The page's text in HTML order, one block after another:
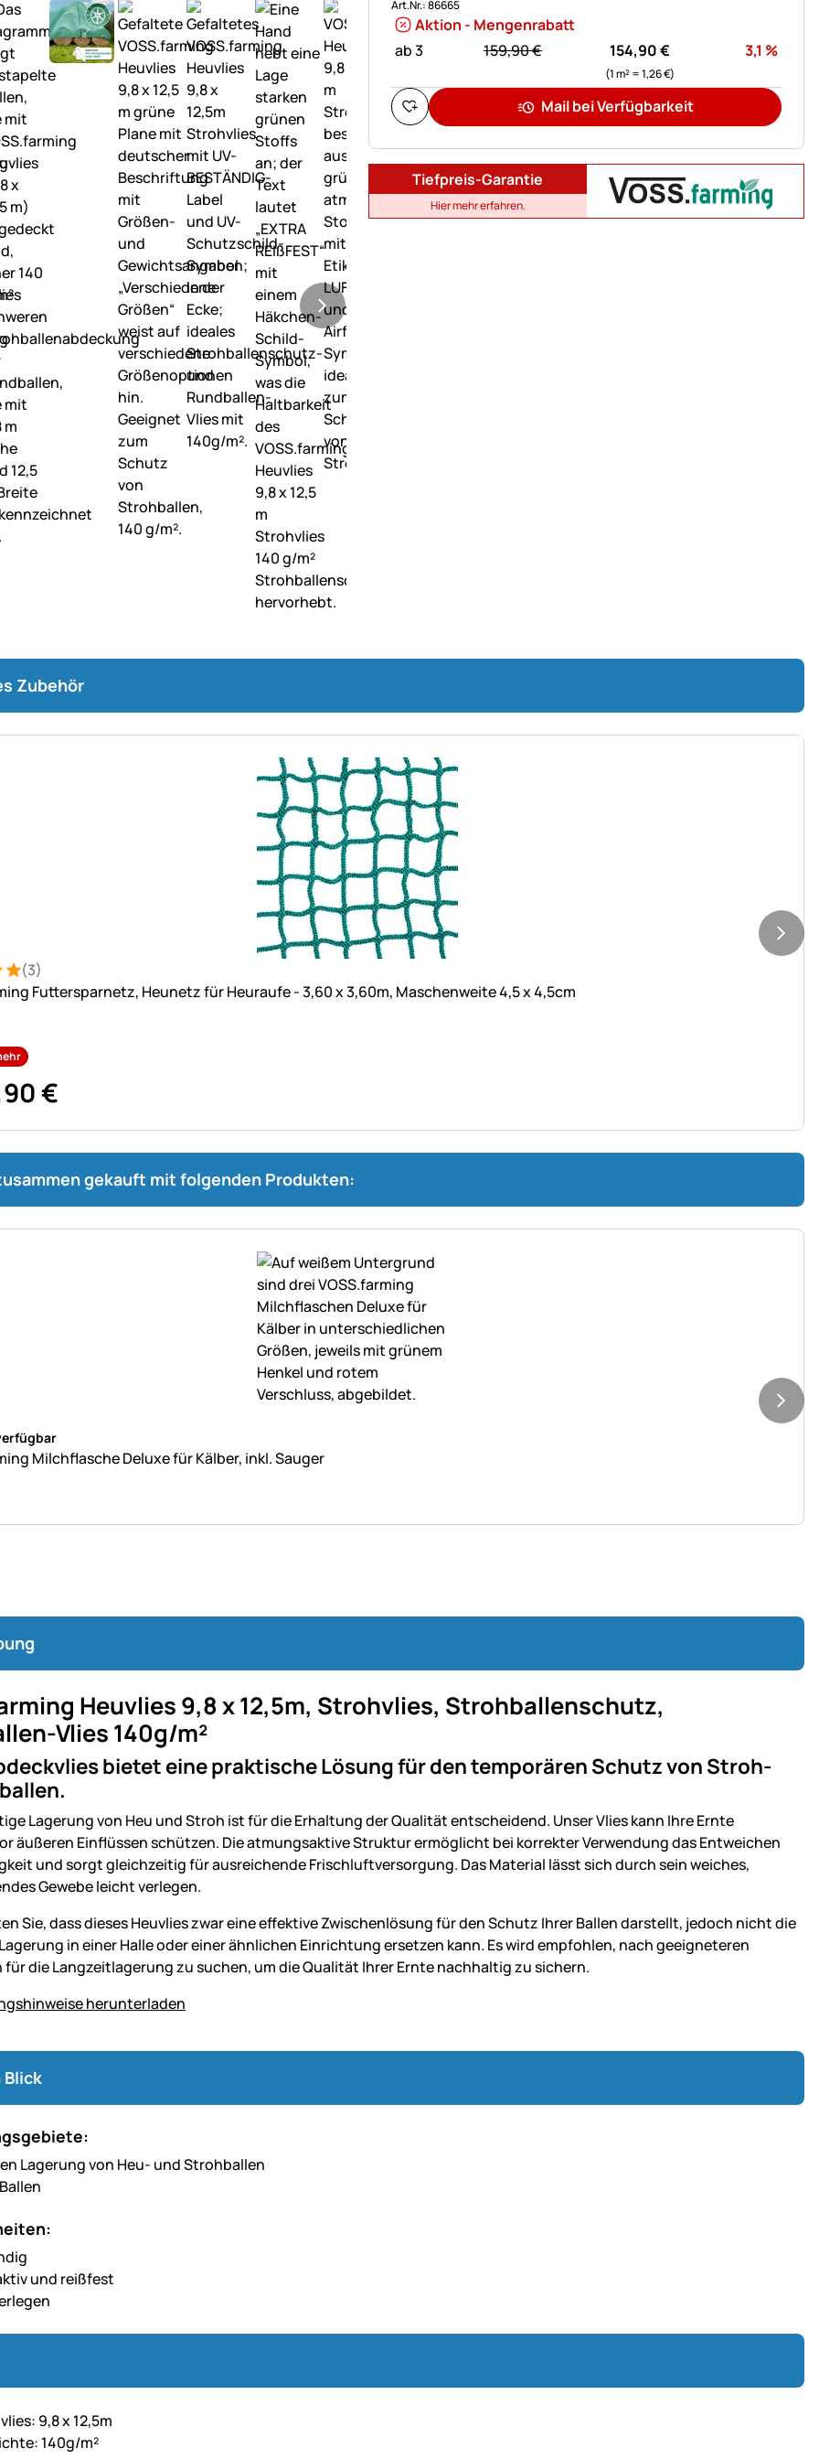
Art.Nr.: 86665
Aktion - Mengenrabatt
ab 3
statt:
159,90€ 154,90€
(1 m² =1,26€)
3,1 %
Mail bei Verfügbarkeit
Tiefpreis-Garantie
Hier mehr erfahren.
Zubehör
5 von 5 (3 Bewertungen)
(3)
Futtersparnetz, Heunetz für Heuraufe - 3,60 x 3,60m, Maschenweite 4,5 x 4,5cm
90€
gekauft mit folgenden Produkten:
Bewertungen abgegeben
Milchflasche Deluxe für Kälber, inkl. Sauger
Heuvlies 9,8 x 12,5m, Strohvlies, Strohballenschutz,
Vlies 140g/m²
bietet eine praktische Lösung für den temporären Schutz von Stroh-
Lagerung von Heu und Stroh ist für die Erhaltung der Qualität entscheidend. Unser Vlies kann Ihre Ernte
äußeren Einflüssen schützen. Die atmungsaktive Struktur ermöglicht bei korrekter Verwendung das Entweichen
und sorgt gleichzeitig für ausreichende Frischluftversorgung. Das Material lässt sich durch sein weiches,
Gewebe leicht verlegen.
Sie, dass dieses Heuvlies zwar eine effektive Zwischenlösung für den Schutz Ihrer Ballen darstellt, jedoch nicht die
in einer Halle oder einer ähnlichen Einrichtung ersetzen kann. Es wird empfohlen, nach geeigneteren
die Langzeitlagerung zu suchen, um die Qualität Ihrer Ernte nachhaltig zu sichern.
Blick
Lagerung von Heu- und Strohballen
und reißfest
9,8 x 12,5m
140g/m²